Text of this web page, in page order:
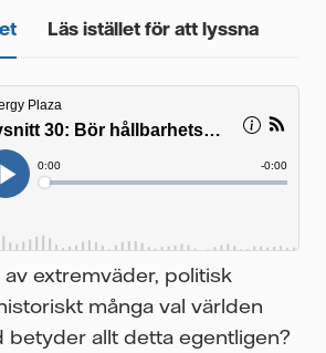
Läs istället för att lyssna
extremväder, politisk
många val världen
betyder allt detta egentligen?